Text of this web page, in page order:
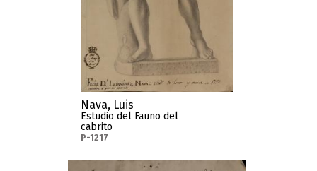
Nava, Luis
Estudio del Fauno del
cabrito
P-1217